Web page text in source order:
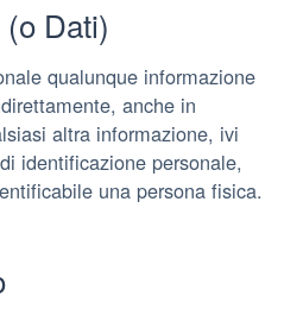
Dati)
qualunque informazione
anche in
altra informazione, ivi
identificazione personale,
una persona fisica.